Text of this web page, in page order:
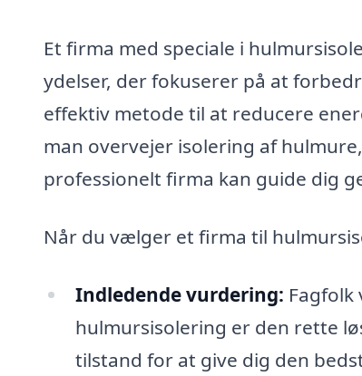
Et firma med speciale i
ydelser, der fokuserer på at
effektiv metode til at reducere
man overvejer isolering af
professionelt firma kan guide dig
Når du vælger et firma til
Indledende vurdering:
hulmursisolering er den rette
tilstand for at give dig den